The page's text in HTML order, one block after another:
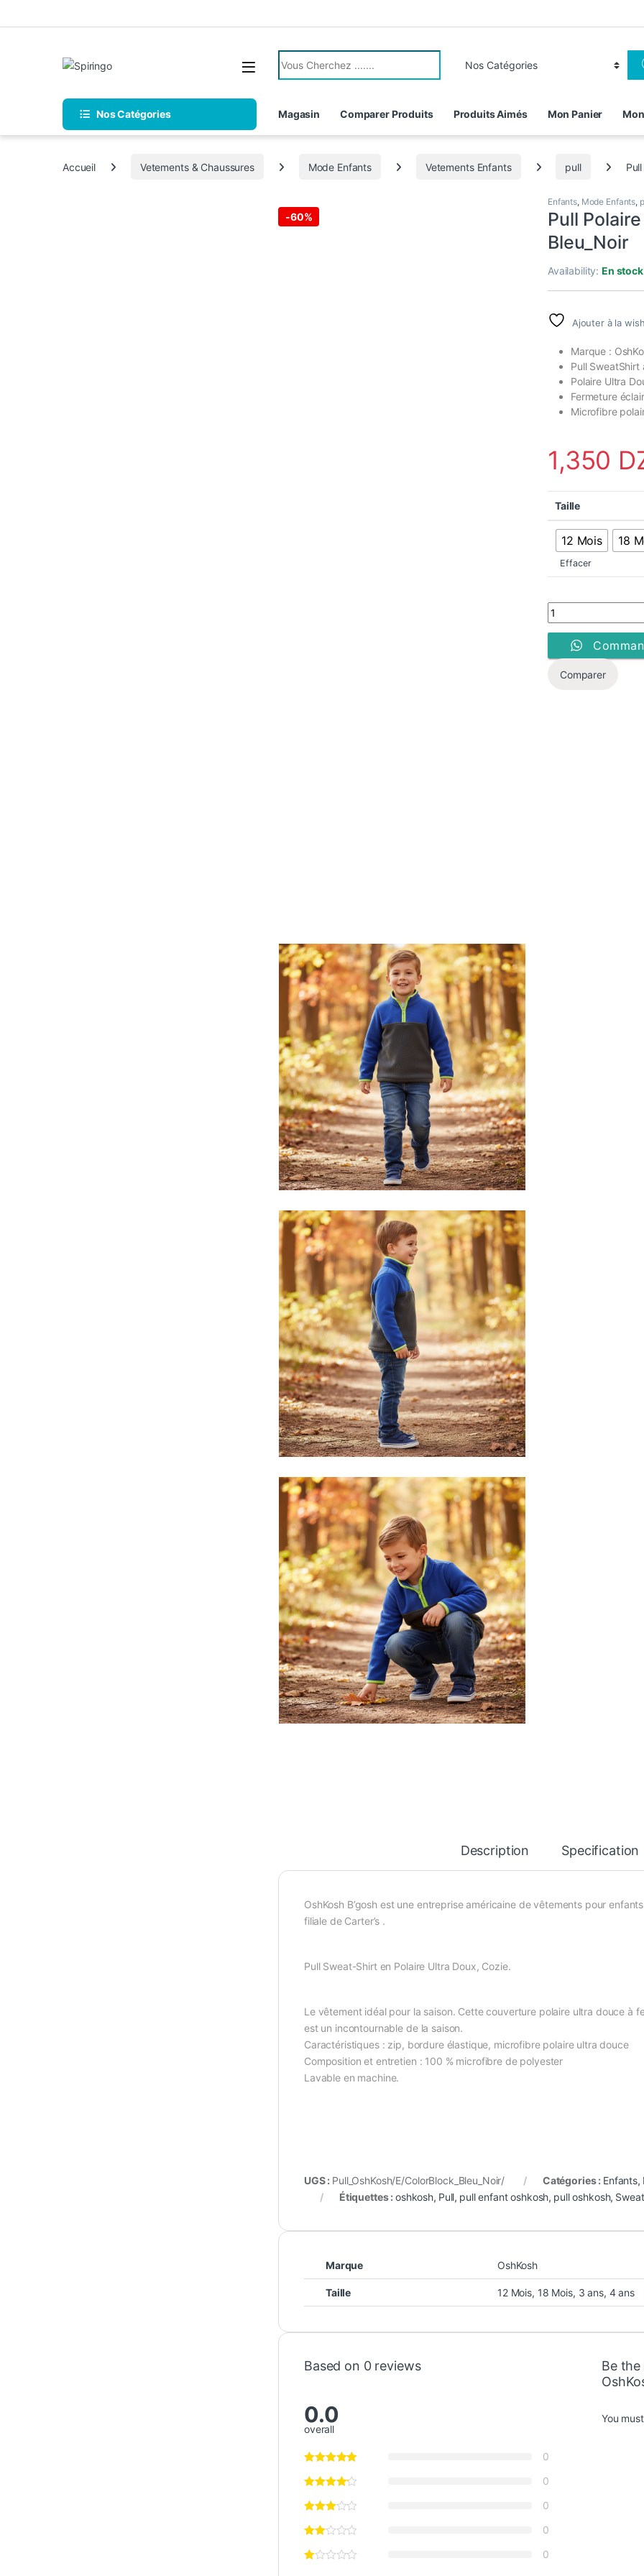
Search for:
Nos Catégories Magasin Comparer Produits Produits Aimés Mon Panier
Accueil Vetements & Chaussures Mode Enfants Vetements Enfants pull
-60%
Enfants, Mode Enfants,
Pull
Bleu_Noir
Availability:En stock
Ajouter à la
Marque :
Pull SweatShirt
Polaire Ultra
Fermeture
Microfibre
1,350
Taille
12 Mois 18
Effacer
Pull Polaire Cozie
Comparer
Description Specification
OshKosh B’gosh est une entreprise américaine de vêtements pour
filiale de Carter’s .
Pull Sweat-Shirt en Polaire Ultra Doux, Cozie.
Le vêtement idéal pour la saison. Cette couverture polaire ultra douce à
est un incontournable de la saison.
Caractéristiques : zip, bordure élastique, microfibre polaire ultra douce
Composition et entretien : 100 % microfibre de polyester
Lavable en machine.
UGS : Pull_OshKosh/E/ColorBlock_Bleu_Noir/ Catégories : Enfants,
Étiquettes :oshkosh, Pull, pull enfant oshkosh, pull oshkosh, Sweat
Marque OshKosh
Taille 12 Mois, 18 Mois, 3 ans, 4 ans
Based on 0 reviews
0.0
overall
0
0
0
0
0
Be the
You